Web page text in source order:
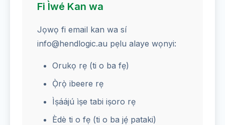
Fi Ìwé Kan wa
Jọwọ fi email kan wa sí
info@hendlogic.au pẹlu alaye wọnyi:
Orukọ rẹ (ti o ba fẹ)
Ọ̀rọ̀ ibeere rẹ
Ìṣáájú ìṣe tabi iṣoro rẹ
Èdè ti o fẹ (ti o ba jẹ́ pataki)